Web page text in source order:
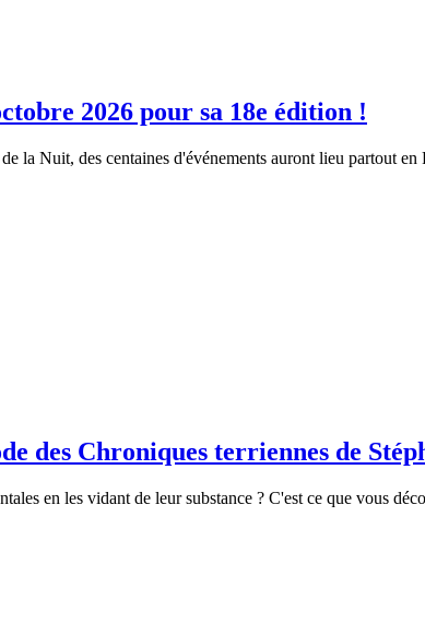
2026 pour sa 18e édition !
la Nuit, des centaines d'événements auront lieu partout
des Chroniques terriennes de
en les vidant de leur substance ? C'est ce que vous